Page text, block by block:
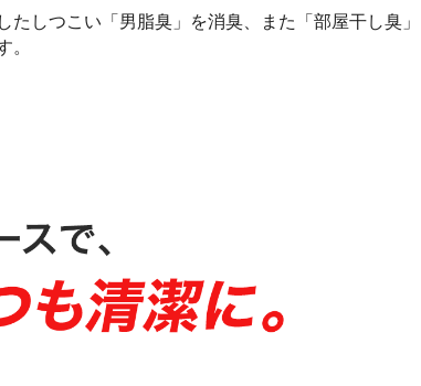
しつこい「男脂臭」を消臭、また「部屋干し臭